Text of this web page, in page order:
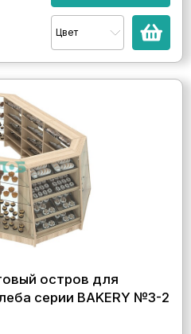
Цвет
остров для
серии BAKERY №3-2